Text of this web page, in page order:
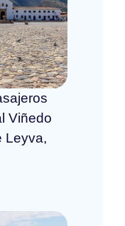
Viñedo
Leyva,